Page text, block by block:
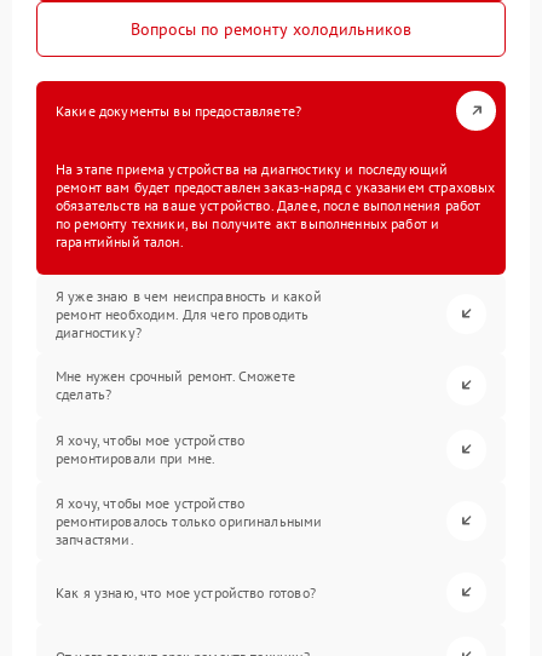
Вопросы по ремонту холодильников
Какие документы вы предоставляете?
На этапе приема устройства на диагностику и последующий
ремонт вам будет предоставлен заказ-наряд с указанием страховых
обязательств на ваше устройство. Далее, после выполнения работ
по ремонту техники, вы получите акт выполненных работ и
гарантийный талон.
Я уже знаю в чем неисправность и какой
ремонт необходим. Для чего проводить
диагностику?
Мне нужен срочный ремонт. Сможете
сделать?
Я хочу, чтобы мое устройство
ремонтировали при мне.
Я хочу, чтобы мое устройство
ремонтировалось только оригинальными
запчастями.
Как я узнаю, что мое устройство готово?